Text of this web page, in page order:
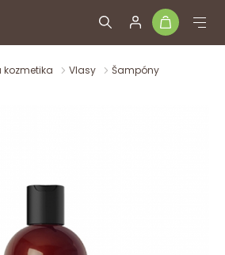
kozmetika Vlasy Šampóny